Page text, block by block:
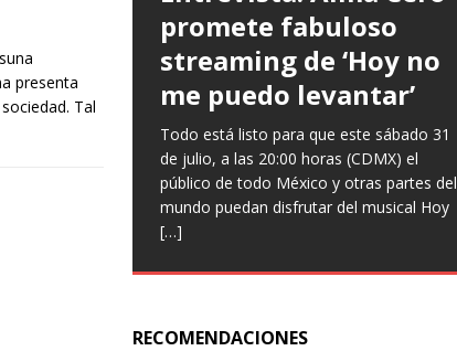
presenta
Tal
promete fabuloso
streaming de ‘Hoy no
me puedo levantar’
Todo está listo para que este sábado 31
de julio, a las 20:00 horas (CDMX) el
público de todo México y otras partes del
mundo puedan disfrutar del musical Hoy
[…]
Goto expresa que
‘Nuestro amor es arte’
en nuevo sencillo
Entrevista Divagadas por Richard Osuna
(IG: @beepbeeprichiemx)Fotografías:
Cortesía Nuestro amor es arte es el
nuevo sencillo de Paulina Goto en la
escena musical y a través del cual busca
Prometen risas con
‘Infieles’, una obra
llena de enredos
Este miércoles llega una nueva función de
la comedia teatral Infieles, historia que
promete Chapu Garza, uno de los actores
que forman parte de la obra, identificará a
hombres y
RECOMENDACIONES